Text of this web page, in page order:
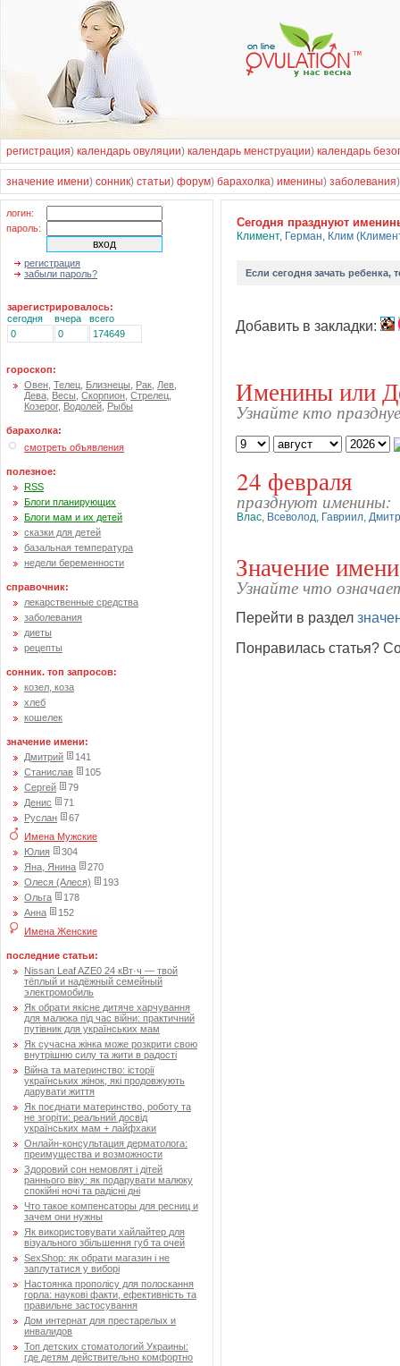
регистрация) календарь овуляции) календарь менструации) календарь
значение имени) сонник) статьи) форум) барахолка) именины) заболевания
логин:
пароль:
регистрация
забыли пароль?
зарегистрировалось:
сегодня
вчера
всего
0
0 174649
гороскоп:
Овен Телец Близнецы Рак Лев
Дева Весы Скорпион Стрелец
Козерог, Водолей Рыбы
барахолка:
смотреть объявления
полезное:
RSS
Блоги планирующих
Блоги мам и их детей
сказки для детей
базальная температура
недели беременности
справочник:
лекарственные средства
заболевания
диеты
рецепты
сонник. топ запросов:
козел, коза
хлеб
кошелек
значение имени:
Дмитрий
141
Станислав
105
Сергей
79
Денис
71
Руслан
67
Имена Мужские
Юлия
304
Яна, Янина
270
Олеся (Алеся)
193
Ольга
178
Анна
152
Имена Женские
последние статьи:
Nissan Leaf AZE0 24 кВт·ч — твой
тёплый и надёжный семейный
электромобиль
Як обрати якісне дитяче харчування
для малюка під час війни: практичний
путівник для українських мам
Як сучасна жінка може розкрити свою
внутрішню силу та жити в радості
Війна та материнство: історії
українських жінок, які продовжують
дарувати життя
Як поєднати материнство, роботу та
не згоріти: реальний досвід
українських мам + лайфхаки
Онлайн-консультация дерматолога:
преимущества и возможности
Здоровий сон немовлят і дітей
раннього віку: як подарувати малюку
спокійні ночі та радісні дні
Что такое компенсаторы для ресниц и
зачем они нужны
Як використовувати хайлайтер для
візуального збільшення губ та очей
SexShop: як обрати магазин і не
заплутатися у виборі
Настоянка прополісу для полоскання
горла: наукові факти, ефективність та
правильне застосування
Дом интернат для престарелых и
инвалидов
Топ детских стоматологий Украины:
где детям действительно комфортно
Cегодня празднуют
Климент, Герман, Клим
Если сегодня зачать ребенка,
Добавить в закладки:
Именины или
Узнайте кто
24 февраля
празднуют именины:
Влас, Всеволод, Гавриил,
Значение имени
Узнайте что
Перейти в раздел
Понравилась статья?